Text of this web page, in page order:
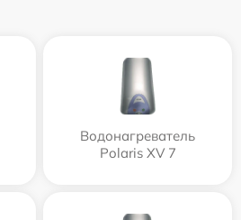
Водонагреватель
Polaris XV 7